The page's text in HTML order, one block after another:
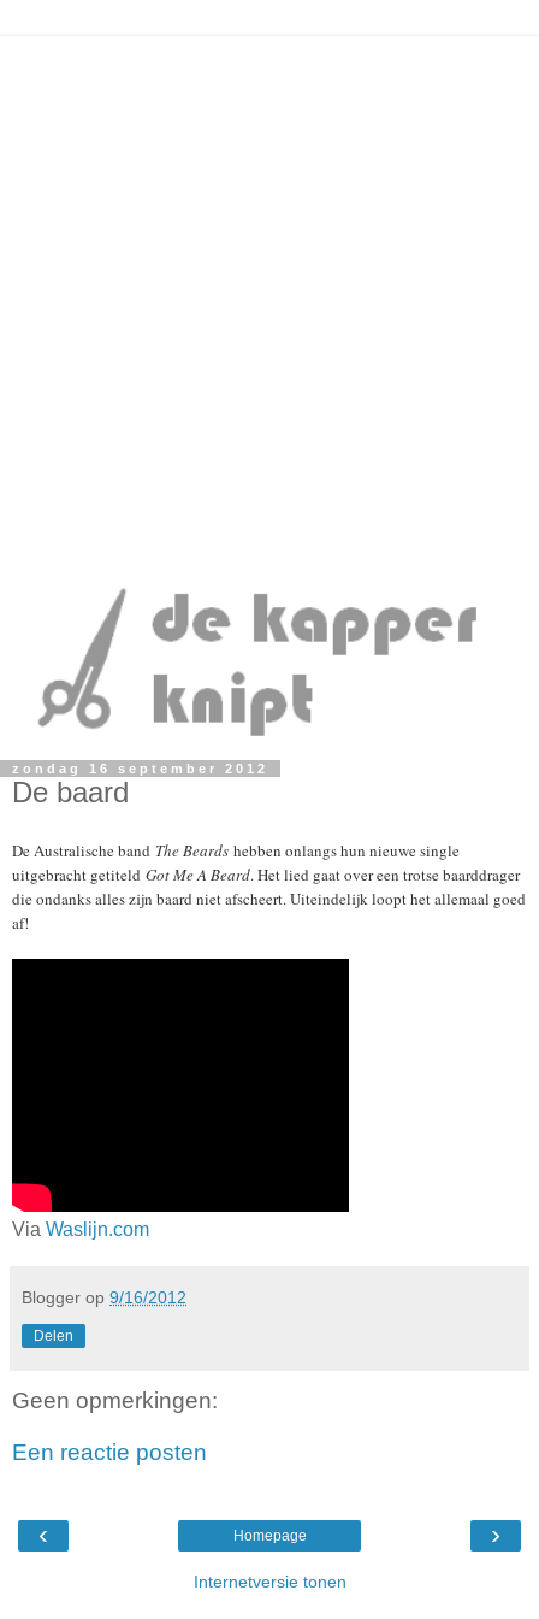
zondag 16 september 2012
De baard
De Australische band The Beards hebben onlangs hun nieuwe single
uitgebracht getiteld Got Me A Beard. Het lied gaat over een trotse baarddrager
die ondanks alles zijn baard niet afscheert. Uiteindelijk loopt het allemaal goed
af!
Via Waslijn.com
Blogger op 9/16/2012
Delen
Geen opmerkingen:
Een reactie posten
‹ ›
Homepage
Internetversie tonen